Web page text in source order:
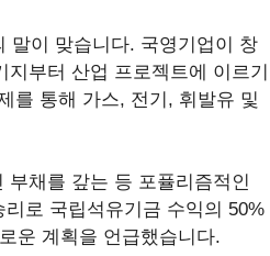
말이 맞습니다. 국영기업이 창
부터 산업 프로젝트에 이르기
를 통해 가스, 전기, 휘발유 및
채를 갚는 등 포퓰리즘적인
로 국립석유기금 수익의 50%
운 계획을 언급했습니다.